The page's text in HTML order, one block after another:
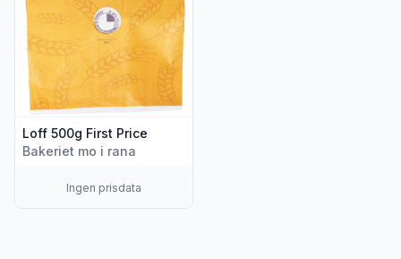
Loff 500g First Price
Bakeriet mo i rana
Ingen prisdata